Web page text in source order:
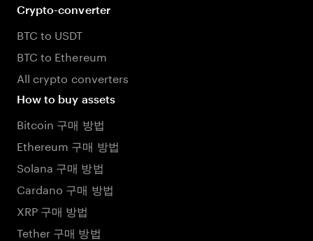
Crypto-converter
BTC to USDT
BTC to Ethereum
All crypto converters
How to buy assets
Bitcoin 구매 방법
Ethereum 구매 방법
Solana 구매 방법
Cardano 구매 방법
XRP 구매 방법
Tether 구매 방법